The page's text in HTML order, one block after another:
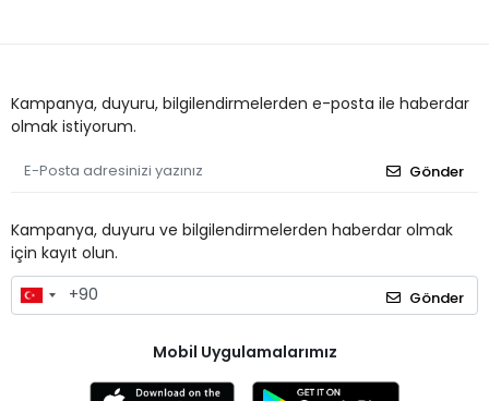
Kampanya, duyuru, bilgilendirmelerden e-posta ile haberdar
olmak istiyorum.
Gönder
Kampanya, duyuru ve bilgilendirmelerden haberdar olmak
için kayıt olun.
Gönder
Mobil Uygulamalarımız